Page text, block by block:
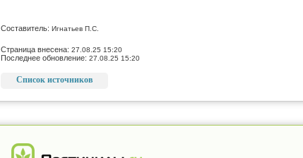
Составитель: Игнатьев П.С.
Страница внесена: 27.08.25 15:20
Последнее обновление: 27.08.25 15:20
Список источников